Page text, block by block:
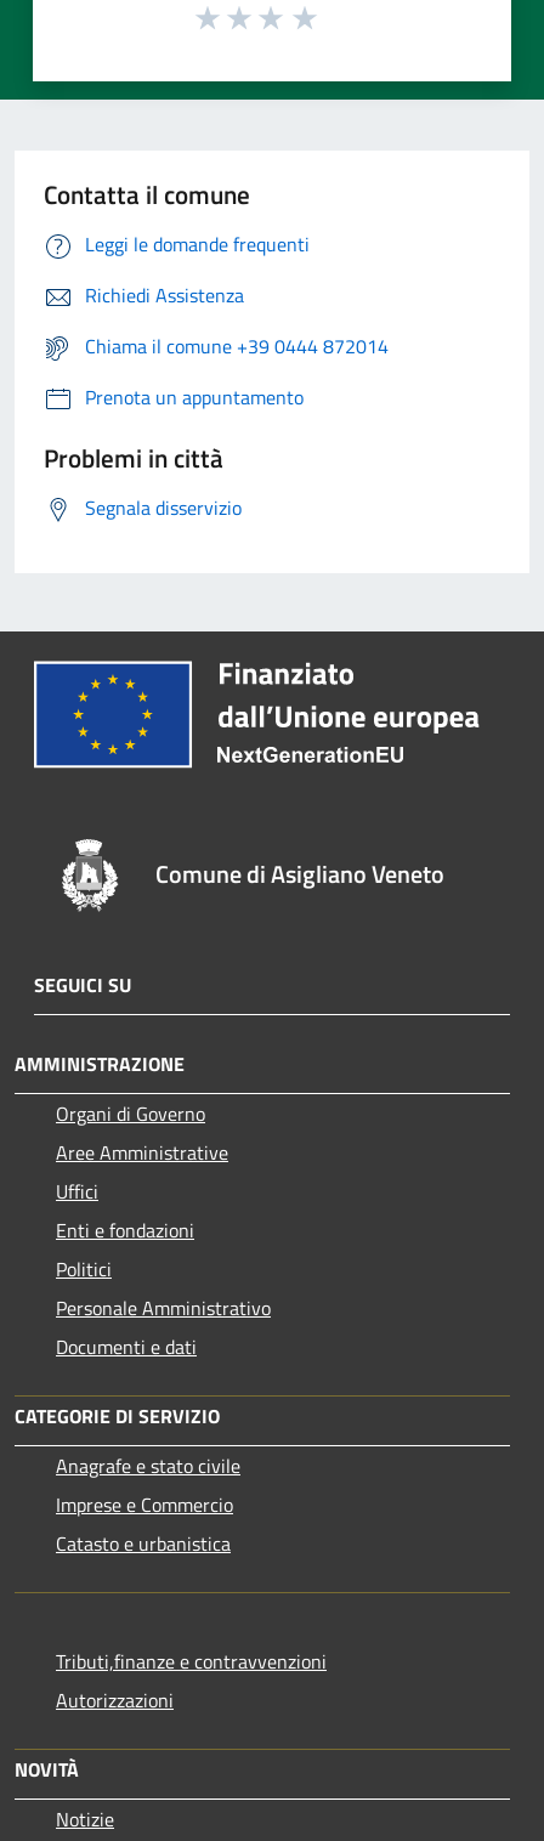
Contatta il comune
Leggi le domande frequenti
Richiedi Assistenza
Chiama il comune +39 0444 872014
Prenota un appuntamento
Problemi in città
Segnala disservizio
Comune di Asigliano Veneto
SEGUICI SU
AMMINISTRAZIONE
Organi di Governo
Aree Amministrative
Uffici
Enti e fondazioni
Politici
Personale Amministrativo
Documenti e dati
CATEGORIE DI SERVIZIO
Anagrafe e stato civile
Imprese e Commercio
Catasto e urbanistica
Tributi,finanze e contravvenzioni
Autorizzazioni
NOVITÀ
Notizie